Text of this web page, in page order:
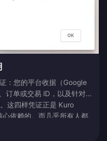
：您的平台收据（Google
订单或交易 ID，以及针对
这四样凭证正是 Kuro
依赖的。而几乎所有人都